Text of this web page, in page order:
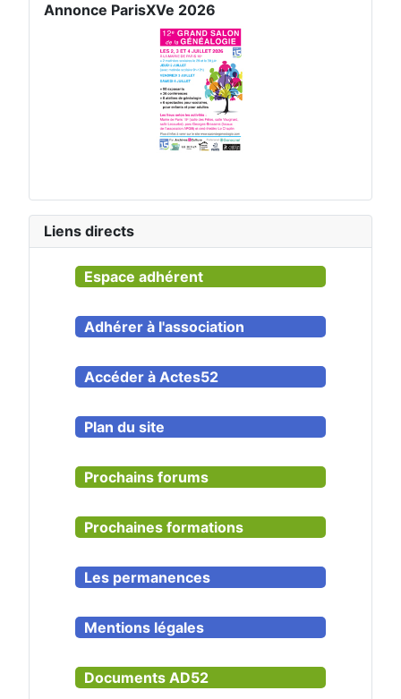
Annonce ParisXVe 2026
Liens directs
Espace adhérent
Adhérer à l'association
Accéder à Actes52
Plan du site
Prochains forums
Prochaines formations
Les permanences
Mentions légales
Documents AD52